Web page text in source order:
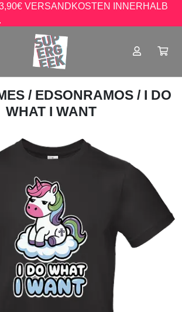
VERSANDKOSTEN INNERHALB
/ EDSONRAMOS / I DO
WHAT I WANT